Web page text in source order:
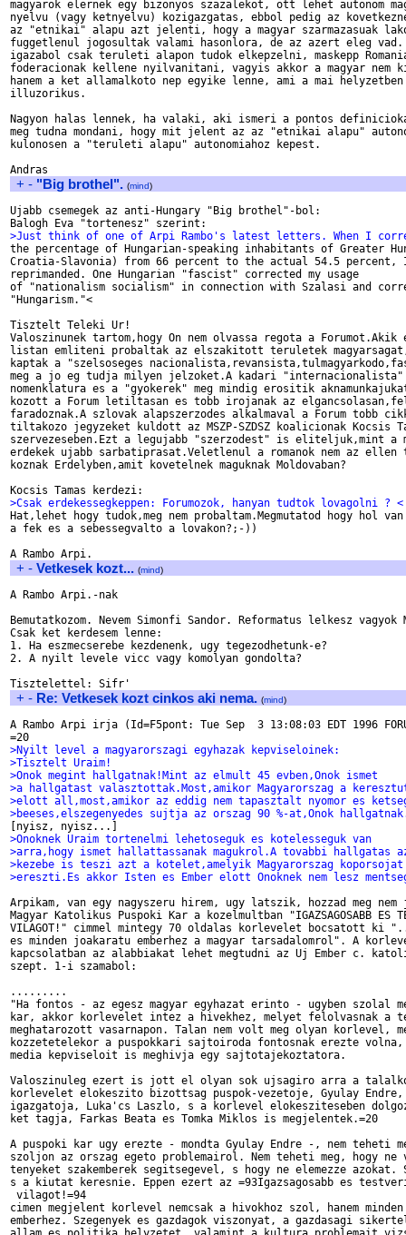
magyarok elernek egy bizonyos szazalekot, ott lehet autonom
nyelvu (vagy ketnyelvu) kozigazgatas, ebbol pedig az
az "etnikai" alapu azt jelenti, hogy a magyar szarmazasuak
fuggetlenul jogosultak valami hasonlora, de az azert eleg
igazabol csak teruleti alapon tudok elkepzelni, maskepp
foderacionak kellene nyilvanitani, vagyis akkor a magyar nem
hanem a ket allamalkoto nep egyike lenne, ami a mai
illuzorikus.
Nagyon halas lennek, ha valaki, aki ismeri a pontos
meg tudna mondani, hogy mit jelent az az "etnikai alapu"
kulonosen a "teruleti alapu" autonomiahoz kepest.
+ - "Big brothel". (mind)
Ujabb csemegek az anti-Hungary "Big brothel"-bol:
>Just think of one of Arpi Rambo's latest letters. When I
the percentage of Hungarian-speaking inhabitants of Greater
Croatia-Slavonia) from 66 percent to the actual 54.5 percent,
reprimanded. One Hungarian "fascist" corrected my usage
of "nationalism socialism" in connection with Szalasi and
"Hungarism."<
Tisztelt Teleki Ur!
Valoszinunek tartom,hogy On nem olvassa regota a Forumot.Akik
listan emliteni probaltak az elszakitott teruletek
kaptak a "szelsoseges
meg a jo eg tudja milyen jelzoket.A kadari "internacionalista"
nomenklatura es a "gyokerek" meg mindig erositik
kozott a Forum letiltasan es tobb irojanak az
faradoznak.A szlovak alapszerzodes alkalmaval a Forum tobb
tiltakozo jegyzeket kuldott az MSZP-SZDSZ koalicionak Kocsis
szervezeseben.Ezt a legujabb "szerzodest" is eliteljuk,mint a
erdekek ujabb sarbatiprasat.Veletlenul a romanok nem az
koznak Erdelyben,amit kovetelnek maguknak Moldovaban?
>Csak erdekessegkeppen: Forumozok, hanyan tudtok lovagolni ? <
Hat,lehet hogy tudok,meg nem probaltam.Megmutatod hogy hol van
a fek es a sebessegvalto a lovakon?;-))
+ - Vetkesek kozt... (mind)
A Rambo Arpi.-nak
Bemutatkozom. Nevem Simonfi Sandor. Reformatus lelkesz vagyok
Csak ket kerdesem lenne:
1. Ha eszmecserebe kezdenenk, ugy tegezodhetunk-e?
2. A nyilt levele vicc vagy komolyan gondolta?
+ - Re: Vetkesek kozt cinkos aki nema. (mind)
A Rambo Arpi irja (Id=F5pont: Tue Sep  3 13:08:03 EDT 1996
>Nyilt level a magyarorszagi egyhazak kepviseloinek:
>Tisztelt Uraim!
>Onok megint hallgatnak!Mint az elmult 45 evben,Onok ismet
>a hallgatast valasztottak.Most,amikor Magyarorszag a
>elott all,most,amikor az eddig nem tapasztalt nyomor es
>beeses,elszegenyedes sujtja az orszag 90 %-at,Onok
>Onoknek Uraim tortenelmi lehetoseguk es kotelesseguk van
>arra,hogy ismet hallattassanak magukrol.A tovabbi hallgatas
>kezebe is teszi azt a kotelet,amelyik Magyarorszag
>ereszti.Es akkor Isten es Ember elott Onoknek nem lesz
Arpikam, van egy nagyszeru hirem, ugy latszik, hozzad meg
Magyar Katolikus Puspoki Kar a kozelmultban "IGAZSAGOSABB ES
VILAGOT!" cimmel mintegy 70 oldalas korlevelet bocsatott ki
es minden joakaratu emberhez a magyar tarsadalomrol". A
kapcsolatban az alabbiakat lehet megtudni az Uj Ember c.
szept. 1-i szamabol:
.........
"Ha fontos - az egesz magyar egyhazat erinto - ugyben szolal
kar, akkor korlevelet intez a hivekhez, melyet felolvasnak a
meghatarozott vasarnapon. Talan nem volt meg olyan korlevel,
kozzetetelekor a puspokkari sajtoiroda fontosnak erezte
media kepviseloit is meghivja egy sajtotajekoztatora.
Valoszinuleg ezert is jott el olyan sok ujsagiro arra a
korlevelet elokeszito bizottsag puspok-vezetoje, Gyulay
igazgatoja, Luka'cs Laszlo, s a korlevel elokesziteseben
ket tagja, Farkas Beata es Tomka Miklos is megjelentek.=20
A puspoki kar ugy erezte - mondta Gyulay Endre -, nem teheti
szoljon az orszag egeto problemairol. Nem teheti meg, hogy
tenyeket szakemberek segitsegevel, s hogy ne elemezze
s a kiutat keresnie. Eppen ezert az =93Igazsagosabb es
vilagot!=94
cimen megjelent korlevel nemcsak a hivokhoz szol, hanem
emberhez. Szegenyek es gazdagok viszonyat, a gazdasagi